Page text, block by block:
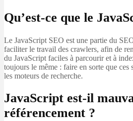
Qu’est-ce que le
Le JavaScript SEO est une partie du
faciliter le travail des crawlers, afin de
du JavaScript faciles à parcourir et à
toujours le même : faire en sorte que ces
les moteurs de recherche.
JavaScript est-il
référencement ?